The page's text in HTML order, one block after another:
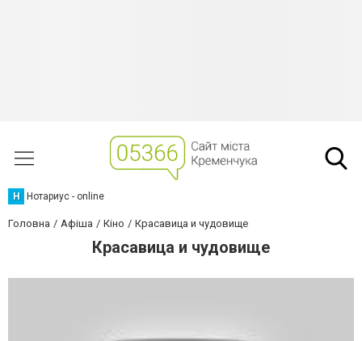
Н Нотариус - online
Головна Афіша Кіно Красавица и чудовище
Красавица и чудовище